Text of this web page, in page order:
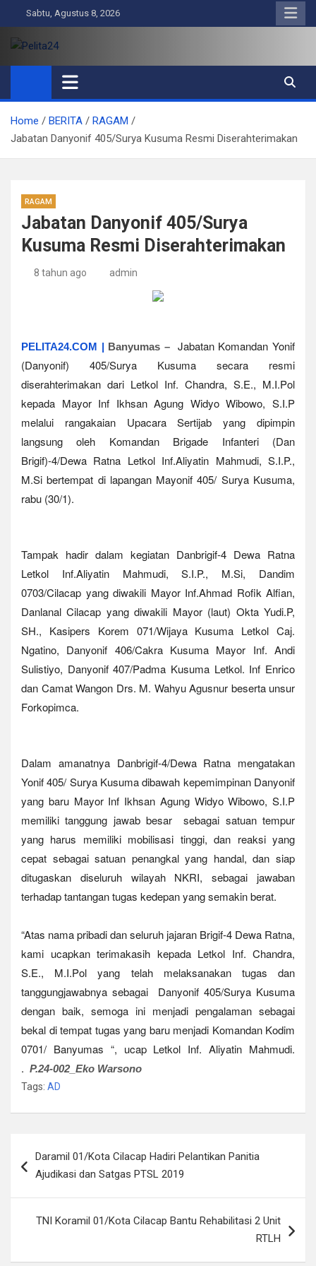
to
content
Sabtu, Agustus 8, 2026
Pelita24
Aktual, Mendalam dan Terpercaya
Home BERITA
RAGAM
Jabatan Danyonif 405/Surya Kusuma Resmi Diserahterimakan
RAGAM
Jabatan Danyonif 405/Surya
Kusuma Resmi Diserahterimakan
8 tahun ago admin
PELITA24.COM | Banyumas –
Jabatan Komandan Yonif
(Danyonif) 405/Surya Kusuma secara resmi
diserahterimakan dari Letkol Inf. Chandra, S.E., M.I.Pol
kepada Mayor Inf Ikhsan Agung Widyo Wibowo, S.I.P
melalui rangakaian Upacara Sertijab yang dipimpin
langsung oleh Komandan Brigade Infanteri (Dan
Brigif)-4/Dewa Ratna Letkol Inf.Aliyatin Mahmudi, S.I.P.,
M.Si bertempat di lapangan Mayonif 405/ Surya Kusuma,
rabu (30/1).
Tampak hadir dalam kegiatan Danbrigif-4 Dewa Ratna
Letkol Inf.Aliyatin Mahmudi, S.I.P., M.Si, Dandim
0703/Cilacap yang diwakili Mayor Inf.Ahmad Rofik Alfian,
Danlanal Cilacap yang diwakili Mayor (laut) Okta Yudi.P,
SH., Kasipers Korem 071/Wijaya Kusuma Letkol Caj.
Ngatino, Danyonif 406/Cakra Kusuma Mayor Inf. Andi
Sulistiyo, Danyonif 407/Padma Kusuma Letkol. Inf Enrico
dan Camat Wangon Drs. M. Wahyu Agusnur beserta unsur
Forkopimca.
Dalam amanatnya Danbrigif-4/Dewa Ratna mengatakan
Yonif 405/ Surya Kusuma dibawah kepemimpinan Danyonif
yang baru Mayor Inf Ikhsan Agung Widyo Wibowo, S.I.P
memiliki tanggung jawab besar sebagai satuan tempur
yang harus memiliki mobilisasi tinggi, dan reaksi yang
cepat sebagai satuan penangkal yang handal, dan siap
ditugaskan diseluruh wilayah NKRI, sebagai jawaban
terhadap tantangan tugas kedepan yang semakin berat.
“Atas nama pribadi dan seluruh jajaran Brigif-4 Dewa Ratna,
kami ucapkan terimakasih kepada Letkol Inf. Chandra,
S.E., M.I.Pol yang telah melaksanakan tugas dan
tanggungjawabnya sebagai Danyonif 405/Surya Kusuma
dengan baik, semoga ini menjadi pengalaman sebagai
bekal di tempat tugas yang baru menjadi Komandan Kodim
0701/ Banyumas “, ucap Letkol Inf. Aliyatin Mahmudi.
. P.24-002_Eko Warsono
Tags: AD
posDaramil 01/Kota Cilacap Hadiri Pelantikan Panitia
Ajudikasi dan Satgas PTSL 2019
TNI Koramil 01/Kota Cilacap Bantu Rehabilitasi 2 Unit
RTLH